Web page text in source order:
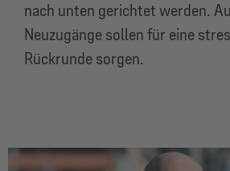
nach unten gerichtet werden.
Neuzugänge sollen für eine
Rückrunde sorgen.